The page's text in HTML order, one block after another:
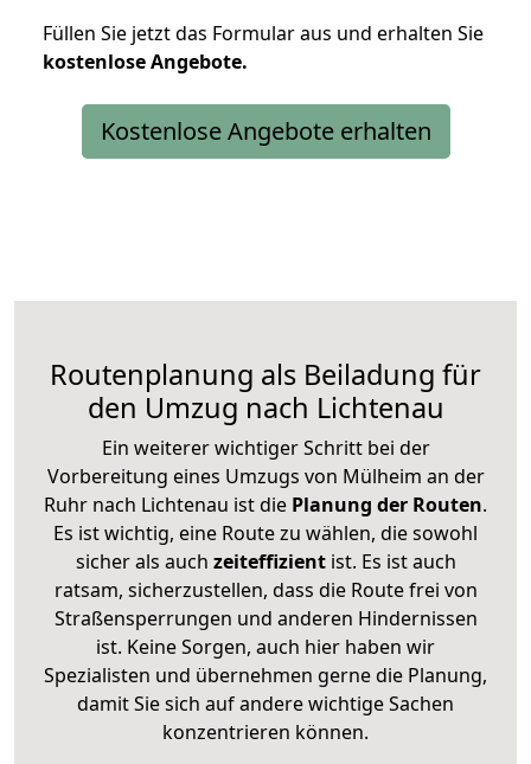
Füllen Sie jetzt das Formular aus und erhalten Sie
kostenloseAngebote.
Kostenlose Angebote erhalten
Routenplanung als Beiladung für
den Umzug nach Lichtenau
Ein weiterer wichtiger Schritt bei der
Vorbereitung eines Umzugs von Mülheim an der
Ruhr nach Lichtenau ist die Planung der Routen.
Es ist wichtig, eine Route zu wählen, die sowohl
sicher als auch zeiteffizientist. Es ist auch
ratsam, sicherzustellen, dass die Route frei von
Straßensperrungen und anderen Hindernissen
ist. Keine Sorgen, auch hier haben wir
Spezialisten und übernehmen gerne die Planung,
damit Sie sich auf andere wichtige Sachen
konzentrieren können.